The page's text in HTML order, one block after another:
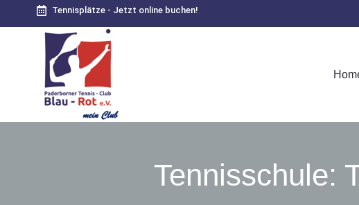
Tennisplätze - Jetzt online buchen!
Tennisschule: